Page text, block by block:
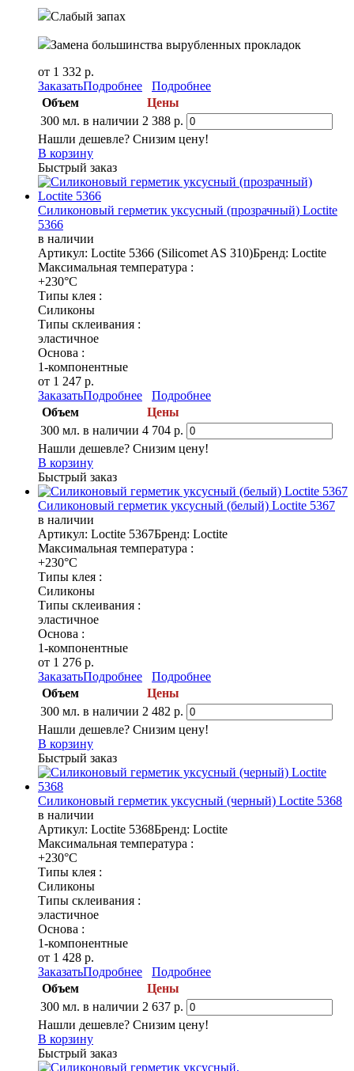
Слабый запах
Замена большинства вырубленных прокладок
от 1 332 р.
ЗаказатьПодробнее
Подробнее
Объем
Цены
300 мл. в наличии 2 388 р.
Нашли дешевле? Снизим цену!
В корзину
Быстрый заказ
Силиконовый герметик уксусный (прозрачный) Loctite
5366
в наличии
Артикул: Loctite 5366 (Silicomet AS 310)Бренд: Loctite
Максимальная температура :
+230°C
Типы клея :
Силиконы
Типы склеивания :
эластичное
Основа :
1-компонентные
от 1 247 р.
ЗаказатьПодробнее
Подробнее
Объем
Цены
300 мл. в наличии 4 704 р.
Нашли дешевле? Снизим цену!
В корзину
Быстрый заказ
Силиконовый герметик уксусный (белый) Loctite 5367
в наличии
Артикул: Loctite 5367Бренд: Loctite
Максимальная температура :
+230°C
Типы клея :
Силиконы
Типы склеивания :
эластичное
Основа :
1-компонентные
от 1 276 р.
ЗаказатьПодробнее
Подробнее
Объем
Цены
300 мл. в наличии 2 482 р.
Нашли дешевле? Снизим цену!
В корзину
Быстрый заказ
Силиконовый герметик уксусный (черный) Loctite 5368
в наличии
Артикул: Loctite 5368Бренд: Loctite
Максимальная температура :
+230°C
Типы клея :
Силиконы
Типы склеивания :
эластичное
Основа :
1-компонентные
от 1 428 р.
ЗаказатьПодробнее
Подробнее
Объем
Цены
300 мл. в наличии 2 637 р.
Нашли дешевле? Снизим цену!
В корзину
Быстрый заказ